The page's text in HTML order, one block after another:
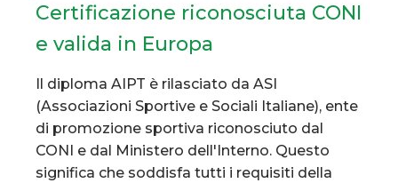
Certificazione riconosciuta CONI
e valida in Europa
Il diploma AIPT è rilasciato da ASI
(Associazioni Sportive e Sociali Italiane), ente
di promozione sportiva riconosciuto dal
CONI e dal Ministero dell'Interno. Questo
significa che soddisfa tutti i requisiti della